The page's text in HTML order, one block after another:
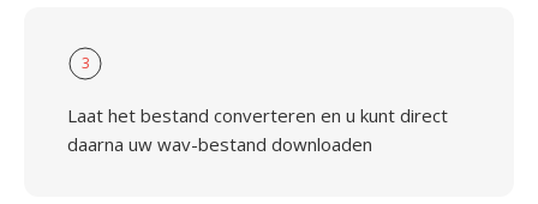
3
Laat het bestand converteren en u kunt direct
daarna uw wav-bestand downloaden